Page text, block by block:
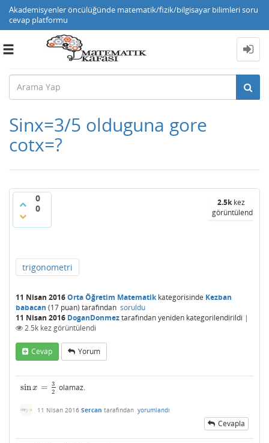
Akademisyenler öncülüğünde matematik/fizik/bilgisayar bilimleri soru
cevap platformu
Toggle
Sinx=3/5 olduguna gore
cotx=?
0
0
2.5kkez
görüntülendi
trigonometri
11 Nisan 2016Orta Öğretim Matematikkategorisinde Kezban
babacan (17 puan) tarafından soruldu
11 Nisan 2016 DoganDonmeztarafındanyeniden kategorilendirildi |
2.5k kez görüntülendi
Cevap Yorum
sinx =
3
2
sinx= 32 olamaz.
11 Nisan 2016 Sercan tarafından yorumlandı
Cevapla